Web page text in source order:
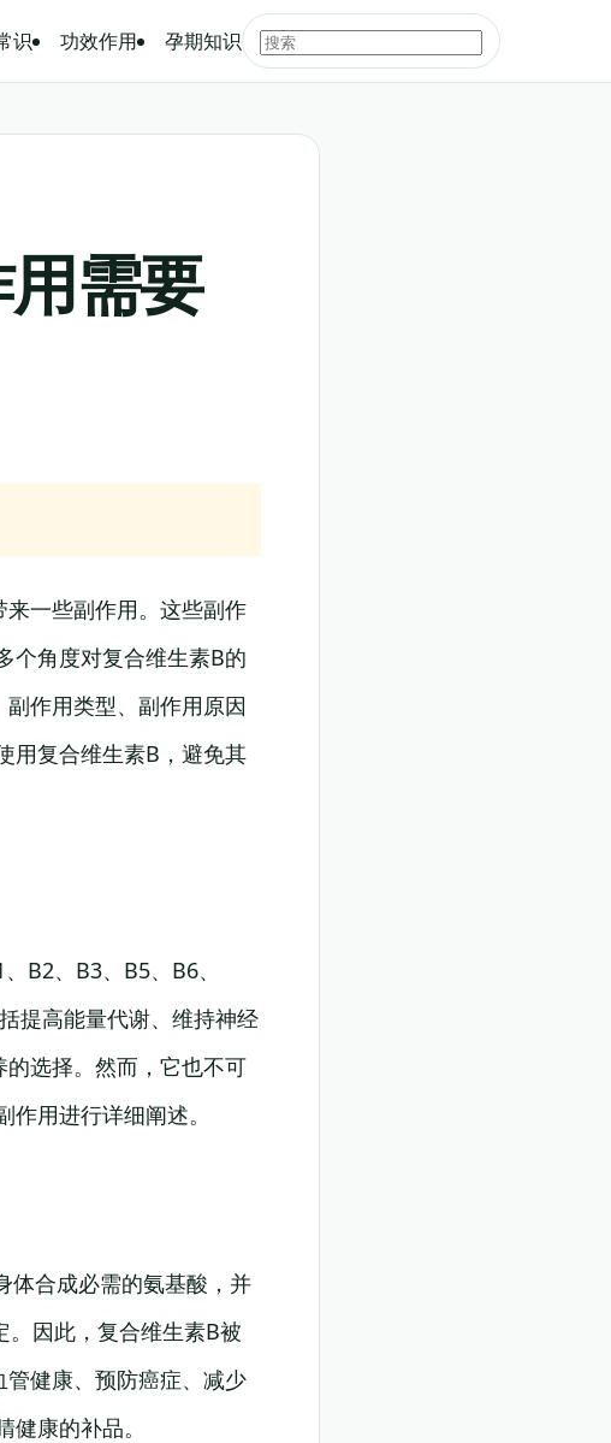
识 功效作用 孕期知识
需要
一些副作用。这些副作
个角度对复合维生素B的
作用类型、副作用原因
用复合维生素B，避免其
B2、B3、B5、B6、
提高能量代谢、维持神经
选择。然而，它也不可
用进行详细阐述。
体合成必需的氨基酸，并
因此，复合维生素B被
健康、预防癌症、减少
康的补品。